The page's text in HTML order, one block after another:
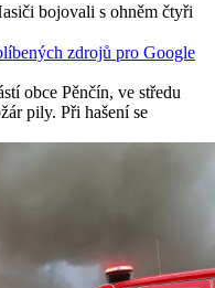
bojovali s ohněm čtyři
zdrojů pro Google
obce Pěnčín, ve středu
pily. Při hašení se